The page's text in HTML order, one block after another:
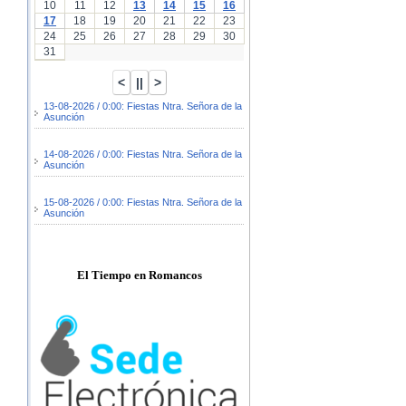
10 11 12 13 14 15
16
17
18 19 20 21 22
23
24
25 26 27 28 29
30
31
13-08-2026 / 0:00: Fiestas Ntra. Señora de la
Asunción
14-08-2026 / 0:00: Fiestas Ntra. Señora de la
Asunción
15-08-2026 / 0:00: Fiestas Ntra. Señora de la
Asunción
El Tiempo en Romancos